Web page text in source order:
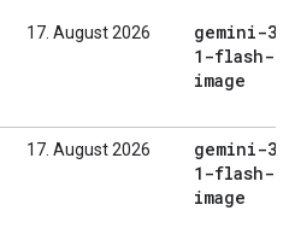
17. August 2026 gemini-3
1-flash-
image
17. August 2026 gemini-3
1-flash-
image